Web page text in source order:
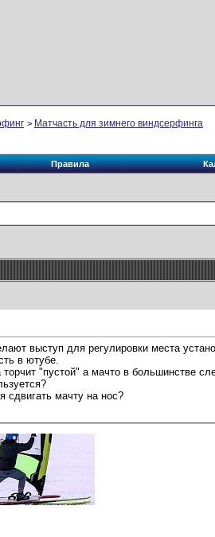
> Матчасть для зимнего виндсерфинга
Правила
выступ для регулировки места
в ютубе.
"пустой" а мачто в большинстве
сдвигать мачту на нос?